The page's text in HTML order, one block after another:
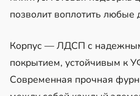
позволит воплотить любые
Корпус — ЛДСП с
покрытием, устойчивым к
Современная прочная